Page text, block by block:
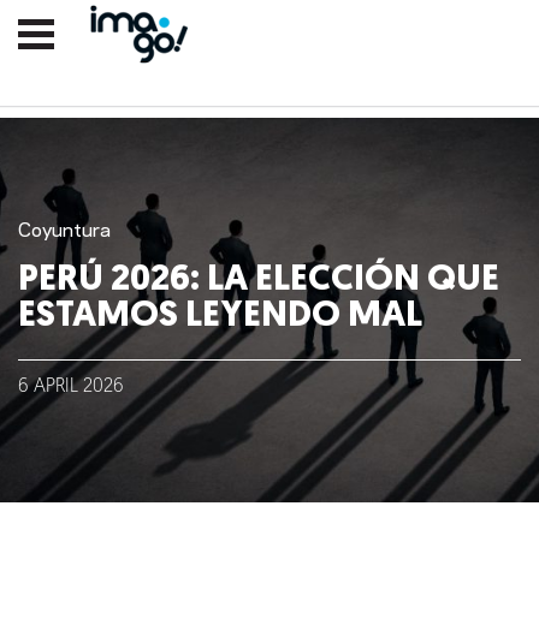
Nosotros
Clientes
Lo que hacemos
Coyuntura
PERÚ 2026: LA ELECCIÓN QUE
ESTAMOS LEYENDO MAL
6 APRIL 2026